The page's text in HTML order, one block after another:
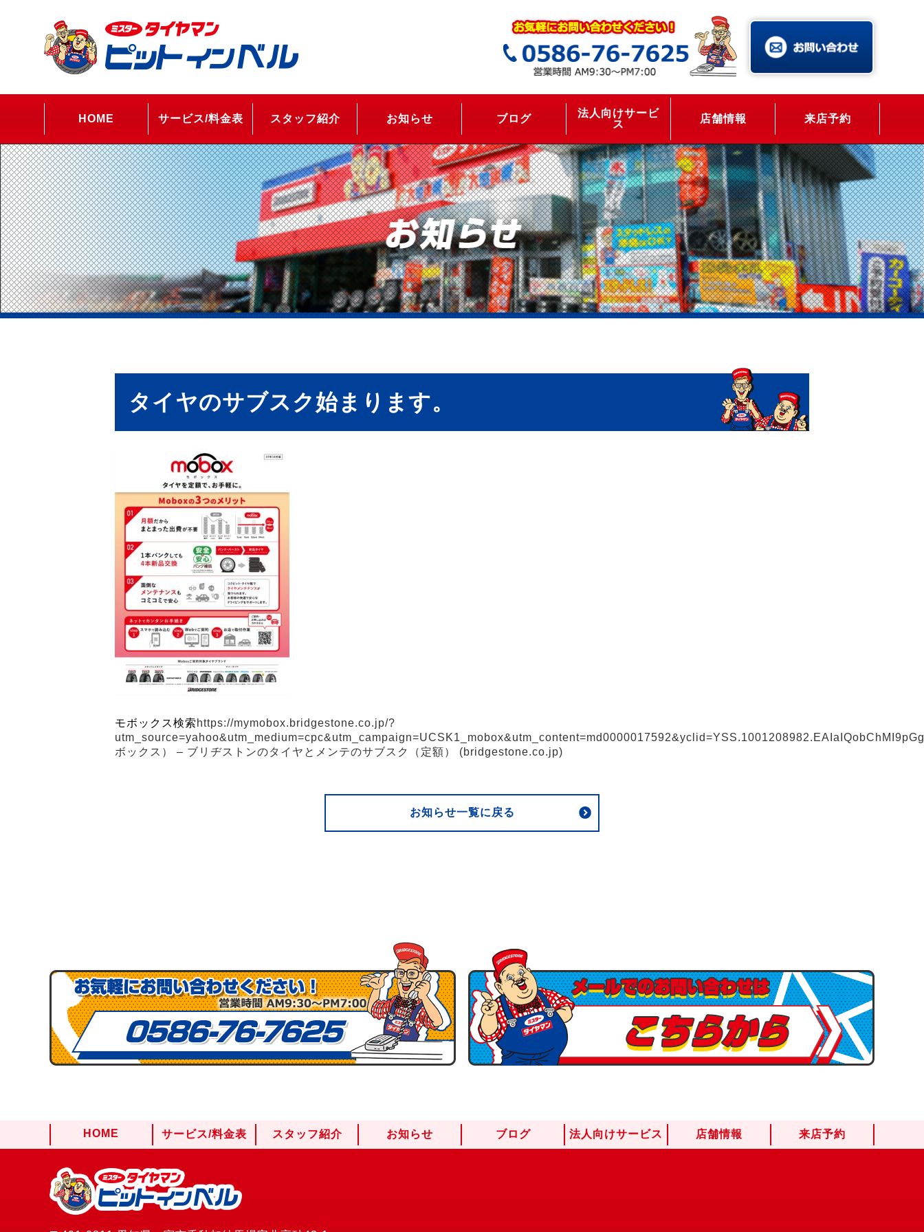
HOME サービス/料金表 スタッフ紹介 お知らせ ブログ
法人向けサービ
ス
店舗情報 来店予約
タイヤのサブスク始まります。
モボックス検索 https://mymobox.bridgestone.co.jp/?
ボックス） – ブリヂストンのタイヤとメンテのサブスク（定額） (bridgestone.co.jp)
お知らせ一覧に戻る
HOME サービス/料金表 スタッフ紹介 お知らせ ブログ 法人向けサービス 店舗情報 来店予約